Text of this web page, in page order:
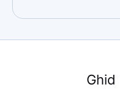
Ghid